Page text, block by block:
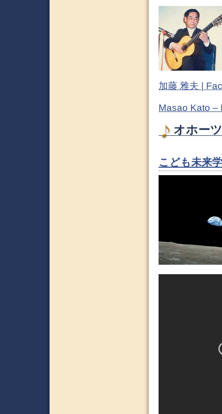
加藤 雅夫 |
Masao Kato –
オホー
こども未来